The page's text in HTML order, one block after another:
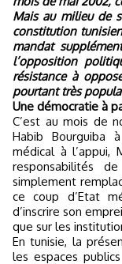
Mais au milieu de
constitution
mandat
l’opposition
résistance à
pourtant très
Une démocratie à
C’est au mois de
Habib Bourguiba
médical à l’appui,
responsabilités
simplement
ce coup d’Etat
d’inscrire son
que sur les
En tunisie, la
les espaces